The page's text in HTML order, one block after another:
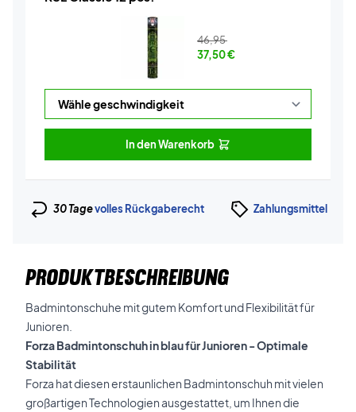
46,95
37,50€
In den Warenkorb
30 Tagevolles Rückgaberecht Zahlungsmittel
PRODUKTBESCHREIBUNG
Badmintonschuhe mit gutem Komfort und Flexibilität für
Junioren.
Forza Badmintonschuh in blau für Junioren - Optimale
Stabilität
Forza hat diesen erstaunlichen Badmintonschuh mit vielen
großartigen Technologien ausgestattet, um Ihnen die